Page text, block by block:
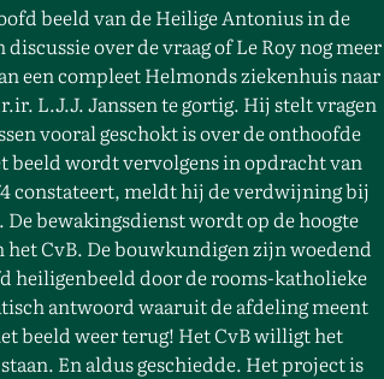
beeld van de Heilige Antonius in de
over de vraag of Le Roy nog meer
een compleet Helmonds ziekenhuis naar
L.J.J. Janssen te gortig. Hij stelt vragen
vooral geschokt is over de onthoofde
beeld wordt vervolgens in opdracht van
constateert, meldt hij de verdwijning bij
bewakingsdienst wordt op de hoogte
CvB. De bouwkundigen zijn woedend
heiligenbeeld door de rooms-katholieke
antwoord waaruit de afdeling meent
beeld weer terug! Het CvB willigt het
En aldus geschiedde. Het project is